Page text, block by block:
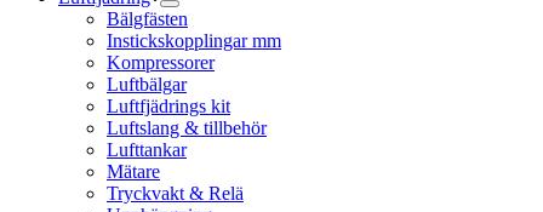
Bälgfästen
Instickskopplingar mm
Kompressorer
Luftbälgar
Luftfjädrings kit
Luftslang & tillbehör
Lufttankar
Mätare
Tryckvakt & Relä